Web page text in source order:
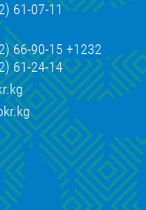
61-07-11
66-90-15 +1232
61-24-14